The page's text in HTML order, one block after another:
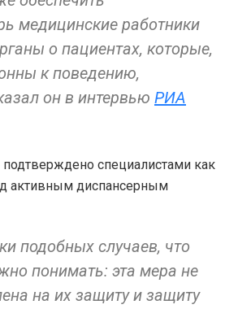
медицинские работники
о пациентах, которые,
к поведению,
он в интервью РИА
подтверждено специалистами как
активным диспансерным
подобных случаев, что
понимать: эта мера не
на их защиту и защиту